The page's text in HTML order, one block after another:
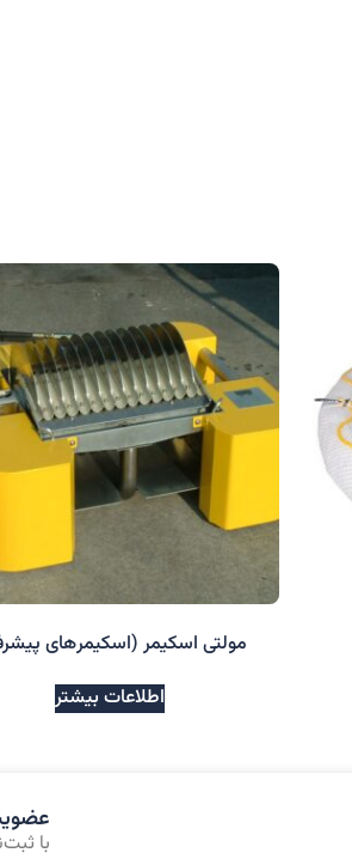
مولتی اسکیمر (اسکیمر‌های
اطلاعات بیشتر
با